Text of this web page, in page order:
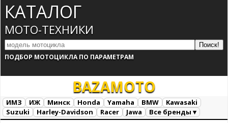
КАТАЛОГ
МОТО-ТЕХНИКИ
ПОДБОР МОТОЦИКЛА ПО ПАРАМЕТРАМ
BAZAMOTO
ИМЗ ИЖ Минск Honda Yamaha BMW
Kawasaki
Suzuki
Harley-Davidson Racer Jawa
Все бренды ▾